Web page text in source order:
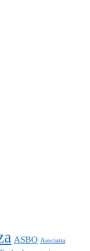
ASBO Asociatia